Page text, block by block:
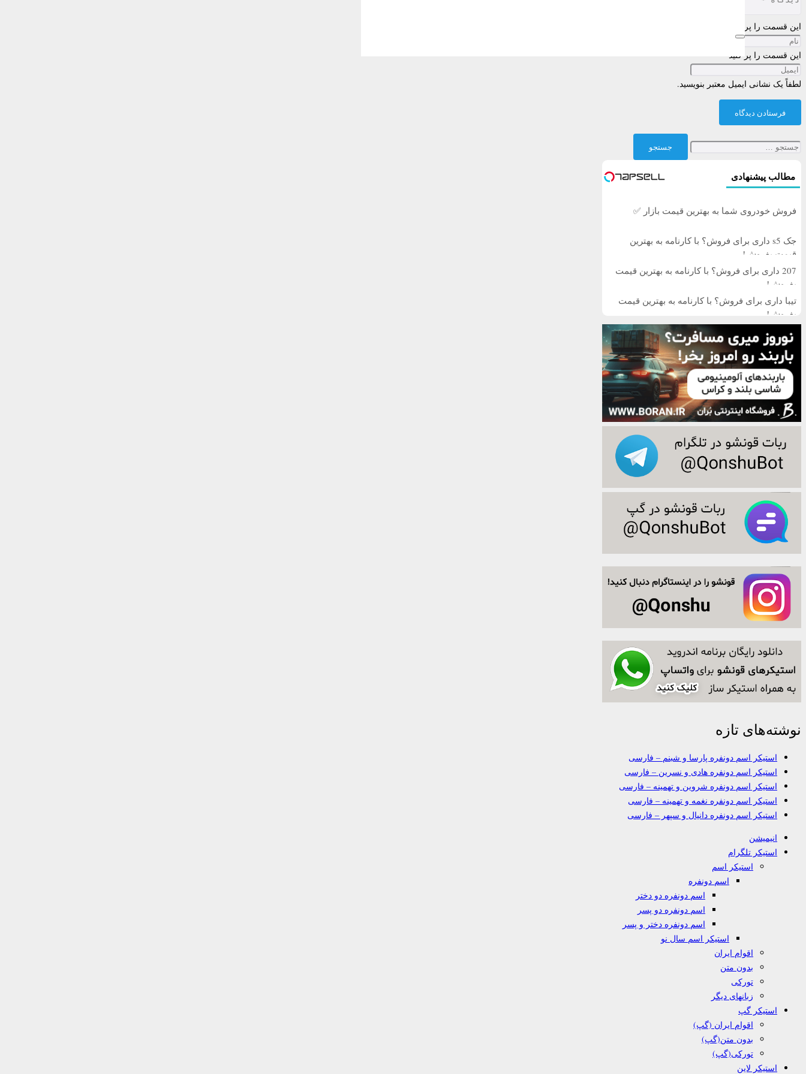
این قسمت را پر کنید
این قسمت را پر کنید
لطفاً یک نشانی ایمیل معتبر بنویسید.
فرستادن دیدگاه
جستجو
برای:
مطالب پیشنهادی
فروش خودروی شما به بهترین قیمت بازار ✅
جک s5 داری برای فروش؟ با کارنامه به بهترین
قیمت بفروش!
207 داری برای فروش؟ با کارنامه به بهترین قیمت
بفروش!
تیبا داری برای فروش؟ با کارنامه به بهترین قیمت
بفروش!
نوشته‌های تازه
استیکر اسم دونفره پارسا و شبنم – فارسی
استیکر اسم دونفره هادی و نسرین – فارسی
استیکر اسم دونفره شروین و تهمینه – فارسی
استیکر اسم دونفره نغمه و تهمینه – فارسی
استیکر اسم دونفره دانیال و سپهر – فارسی
انیمیشن
استیکر تلگرام
استیکر اسم
اسم دونفره
اسم دونفره دو دختر
اسم دونفره دو پسر
اسم دونفره دختر و پسر
استیکر اسم سال نو
اقوام ایران
بدون متن
تورکی
زبانهای دیگر
استیکر گپ
اقوام ایران (گپ)
بدون متن(گپ)
تورکی(گپ)
استیکر لاین